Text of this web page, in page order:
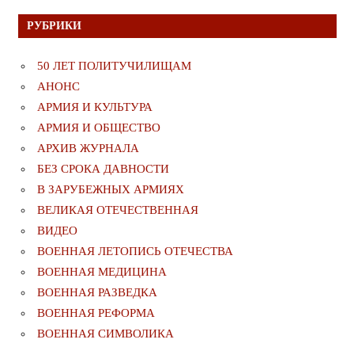
РУБРИКИ
50 ЛЕТ ПОЛИТУЧИЛИЩАМ
АНОНС
АРМИЯ И КУЛЬТУРА
АРМИЯ И ОБЩЕСТВО
АРХИВ ЖУРНАЛА
БЕЗ СРОКА ДАВНОСТИ
В ЗАРУБЕЖНЫХ АРМИЯХ
ВЕЛИКАЯ ОТЕЧЕСТВЕННАЯ
ВИДЕО
ВОЕННАЯ ЛЕТОПИСЬ ОТЕЧЕСТВА
ВОЕННАЯ МЕДИЦИНА
ВОЕННАЯ РАЗВЕДКА
ВОЕННАЯ РЕФОРМА
ВОЕННАЯ СИМВОЛИКА